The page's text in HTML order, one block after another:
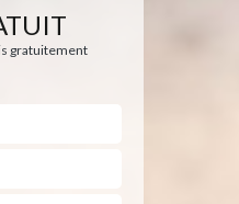
gratuitement